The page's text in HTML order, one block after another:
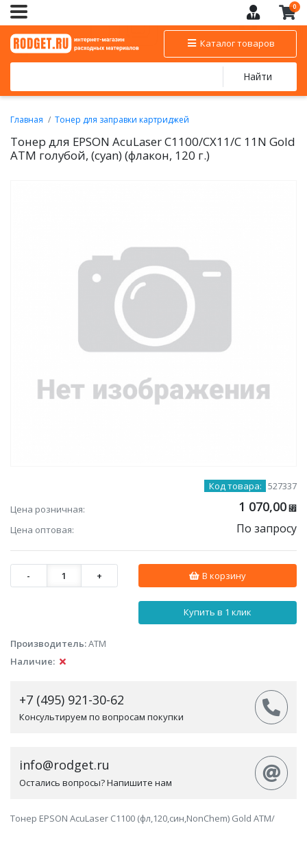
0
Каталог товаров
Найти
Главная
Тонер для заправки картриджей
Тонер для EPSON AcuLaser C1100/CX11/C 11N Gold
ATM голубой, (cyan) (флакон, 120 г.)
Код товара: 527337
Цена розничная:
1 070,00 ⃏
Цена оптовая: По запросу
- 1 + В корзину
Купить в 1 клик
Производитель:АТМ
Наличие:
+7 (495) 921-30-62
Консультируем по вопросам покупки
info@rodget.ru
Остались вопросы? Напишите нам
Тонер EPSON AcuLaser C1100 (фл,120,син,NonChem) Gold ATM/